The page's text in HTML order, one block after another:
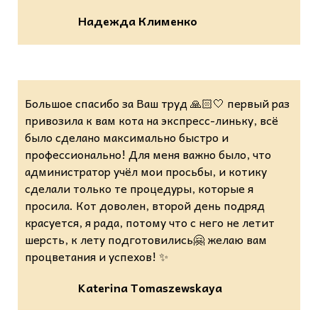
Надежда Клименко
Большое спасибо за Ваш труд 🙏🏻🤍 первый раз
привозила к вам кота на экспресс-линьку, всё
было сделано максимально быстро и
профессионально! Для меня важно было, что
администратор учёл мои просьбы, и котику
сделали только те процедуры, которые я
просила. Кот доволен, второй день подряд
красуется, я рада, потому что с него не летит
шерсть, к лету подготовились🤗 желаю вам
процветания и успехов! ✨
Katerina Tomaszewskaya